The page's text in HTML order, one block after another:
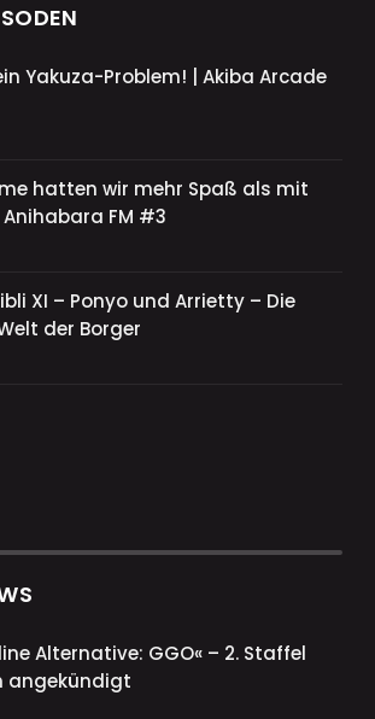
Yakuza-Problem! | Akiba Arcade
hatten wir mehr Spaß als mit
Anihabara FM #3
XI – Ponyo und Arrietty – Die
der Borger
Alternative: GGO« – 2. Staffel
angekündigt